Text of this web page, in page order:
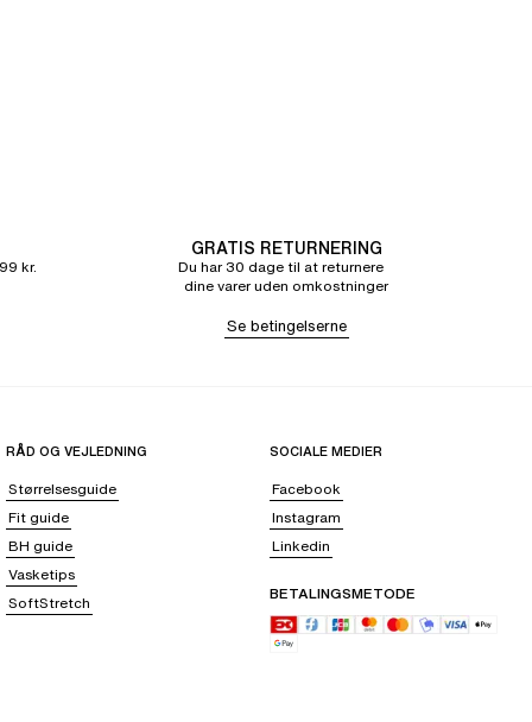
kr.
GRATIS RETURNERING
Du har 30 dage til at returnere
dine varer uden omkostninger
Se betingelserne
RÅD OG VEJLEDNING
Størrelsesguide
Fit guide
BH guide
Vasketips
SoftStretch
SOCIALE MEDIER
Facebook
Instagram
Linkedin
BETALINGSMETODE